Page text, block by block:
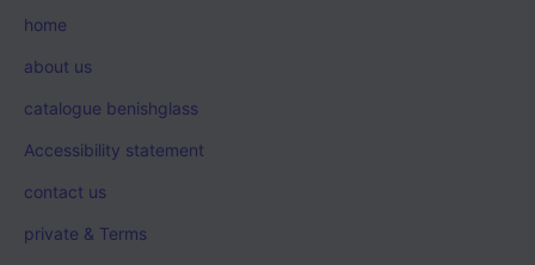
home
about us
catalogue benishglass
Accessibility statement
contact us
private & Terms